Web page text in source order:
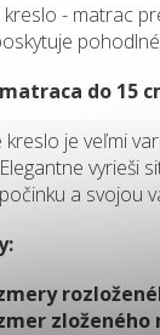
kreslo - matrac
do 15
kreslo je veľmi
vyrieši
a svojou
zloženého